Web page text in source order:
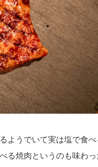
うでいて実は塩で食べ
る焼肉というのも味わ